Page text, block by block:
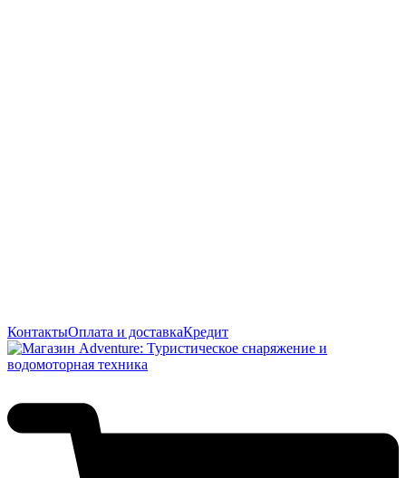
КонтактыОплата и доставкаКредит